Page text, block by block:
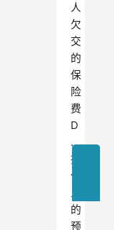
人
欠
交
的
保
险
费
D
.
投
保
人
的
预